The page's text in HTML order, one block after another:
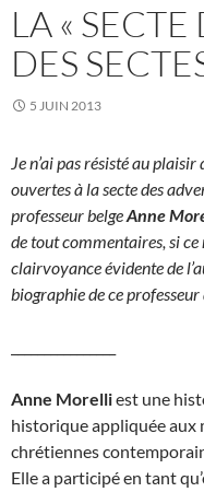
LA «
DES
5 JUIN 2013
Je n’ai pas résisté au
ouvertes à la secte des
professeur belgeAnne
de tout commentaires, si ce
clairvoyance évidente de
biographie de ce
Anne Morelliest une
historique appliquée aux
chrétiennes
Elle a participé en tant